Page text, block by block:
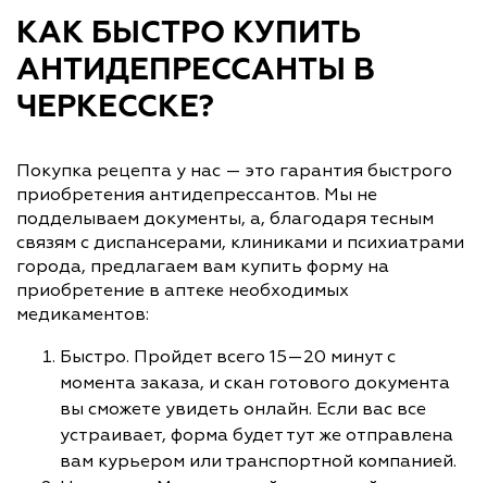
КАК БЫСТРО КУПИТЬ
АНТИДЕПРЕССАНТЫ В
ЧЕРКЕССКЕ?
Покупка рецепта у нас — это гарантия быстрого
приобретения антидепрессантов. Мы не
подделываем документы, а, благодаря тесным
связям с диспансерами, клиниками и психиатрами
города, предлагаем вам купить форму на
приобретение в аптеке необходимых
медикаментов:
Быстро. Пройдет всего 15—20 минут с
момента заказа, и скан готового документа
вы сможете увидеть онлайн. Если вас все
устраивает, форма будет тут же отправлена
вам курьером или транспортной компанией.